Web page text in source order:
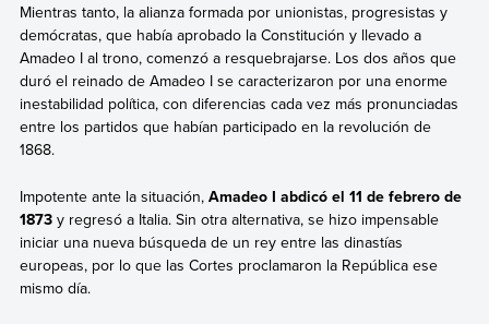
Mientras tanto, la alianza formada por unionistas, progresistas y
demócratas, que había aprobado la Constitución y llevado a
Amadeo I al trono, comenzó a resquebrajarse. Los dos años que
duró el reinado de Amadeo I se caracterizaron por una enorme
inestabilidad política, con diferencias cada vez más pronunciadas
entre los partidos que habían participado en la revolución de
1868.
Impotente ante la situación, Amadeo I abdicó el 11 de febrero de
1873y regresó a Italia. Sin otra alternativa, se hizo impensable
iniciar una nueva búsqueda de un rey entre las dinastías
europeas, por lo que las Cortes proclamaron la República ese
mismo día.